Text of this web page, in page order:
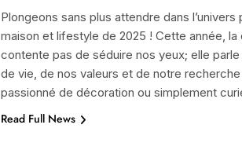
Plongeons sans plus attendre dans
maison et lifestyle de 2025 ! Cette année,
contente pas de séduire nos yeux; elle
de vie, de nos valeurs et de notre
passionné de décoration ou simplement
Read Full News